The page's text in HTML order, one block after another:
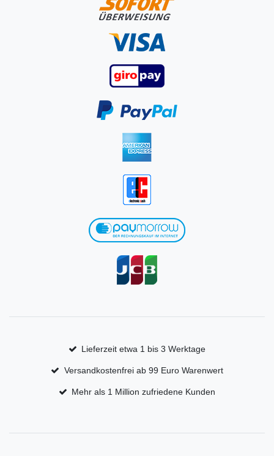
Lieferzeit etwa 1 bis 3 Werktage
Versandkostenfrei ab 99 Euro Warenwert
Mehr als 1 Million zufriedene Kunden